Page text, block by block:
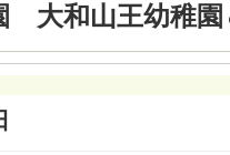
大和山王幼稚園